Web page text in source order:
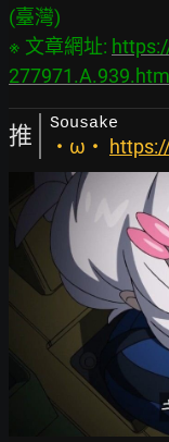
(臺灣)
※ 文章網址:
277971.A.939.html
推 Sousake
・ω・